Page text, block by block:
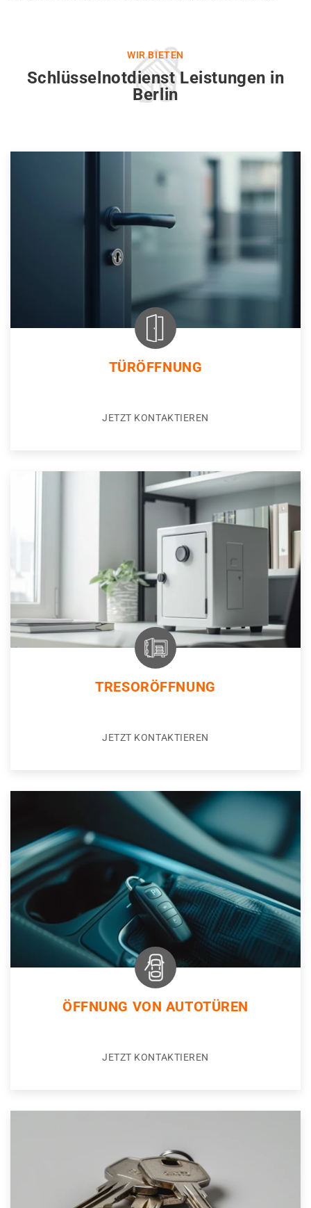
WIR BIETEN
Schlüsselnotdienst Leistungen in
Berlin
TÜRÖFFNUNG
JETZT KONTAKTIEREN
TRESORÖFFNUNG
JETZT KONTAKTIEREN
ÖFFNUNG VON AUTOTÜREN
JETZT KONTAKTIEREN